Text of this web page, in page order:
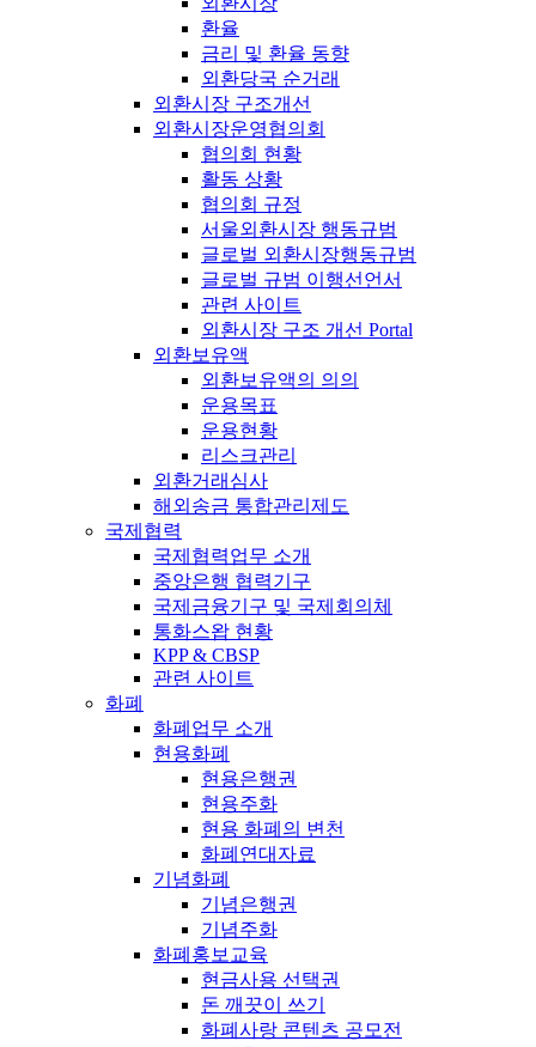
환율
금리 및 환율 동향
외환당국 순거래
외환시장 구조개선
외환시장운영협의회
협의회 현황
활동 상황
협의회 규정
서울외환시장 행동규범
글로벌 외환시장행동규범
글로벌 규범 이행선언서
관련 사이트
외환시장 구조 개선 Portal
외환보유액
외환보유액의 의의
운용목표
운용현황
리스크관리
외환거래심사
해외송금 통합관리제도
국제협력
국제협력업무 소개
중앙은행 협력기구
국제금융기구 및 국제회의체
통화스왑 현황
KPP & CBSP
관련 사이트
화폐
화폐업무 소개
현용화폐
현용은행권
현용주화
현용 화폐의 변천
화폐연대자료
기념화폐
기념은행권
기념주화
화폐홍보교육
현금사용 선택권
돈 깨끗이 쓰기
화폐사랑 콘텐츠 공모전